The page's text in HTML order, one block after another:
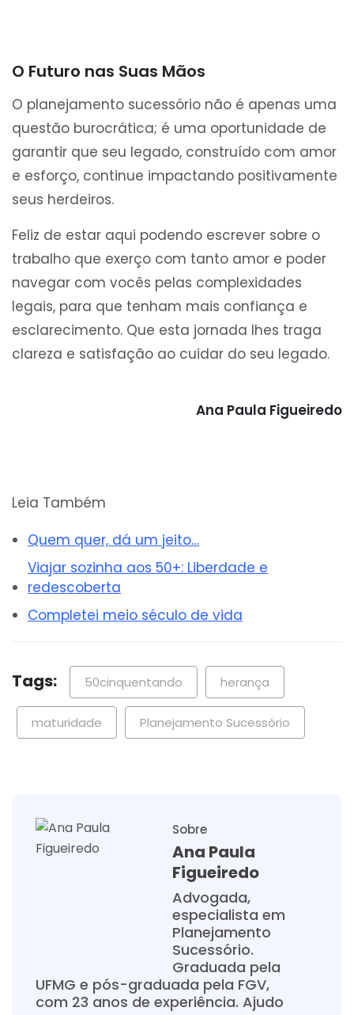
O Futuro nas Suas Mãos
O planejamento sucessório não é apenas uma
questão burocrática; é uma oportunidade de
garantir que seu legado, construído com amor
e esforço, continue impactando positivamente
seus herdeiros.
Feliz de estar aqui podendo escrever sobre o
trabalho que exerço com tanto amor e poder
navegar com vocês pelas complexidades
legais, para que tenham mais confiança e
esclarecimento. Que esta jornada lhes traga
clareza e satisfação ao cuidar do seu legado.
Ana Paula Figueiredo
Leia Também
Quem quer, dá um jeito…
Viajar sozinha aos 50+: Liberdade e
redescoberta
Completei meio século de vida
Tags: 50cinquentando herança
maturidade Planejamento Sucessório
Sobre
Ana Paula
Figueiredo
Advogada,
especialista em
Planejamento
Sucessório.
Graduada pela
UFMG e pós-graduada pela FGV,
com 23 anos de experiência. Ajudo